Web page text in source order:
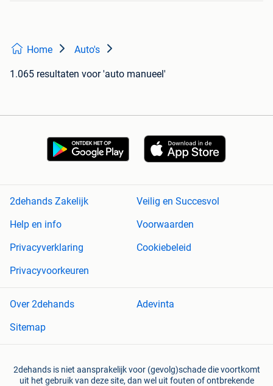
Home Auto's
1.065 resultaten voor 'auto manueel'
2dehands Zakelijk
Veilig en Succesvol
Help en info
Voorwaarden
Privacyverklaring
Cookiebeleid
Privacyvoorkeuren
Over 2dehands
Adevinta
Sitemap
2dehands is niet aansprakelijk voor (gevolg)schade die voortkomt
uit het gebruik van deze site, dan wel uit fouten of ontbrekende